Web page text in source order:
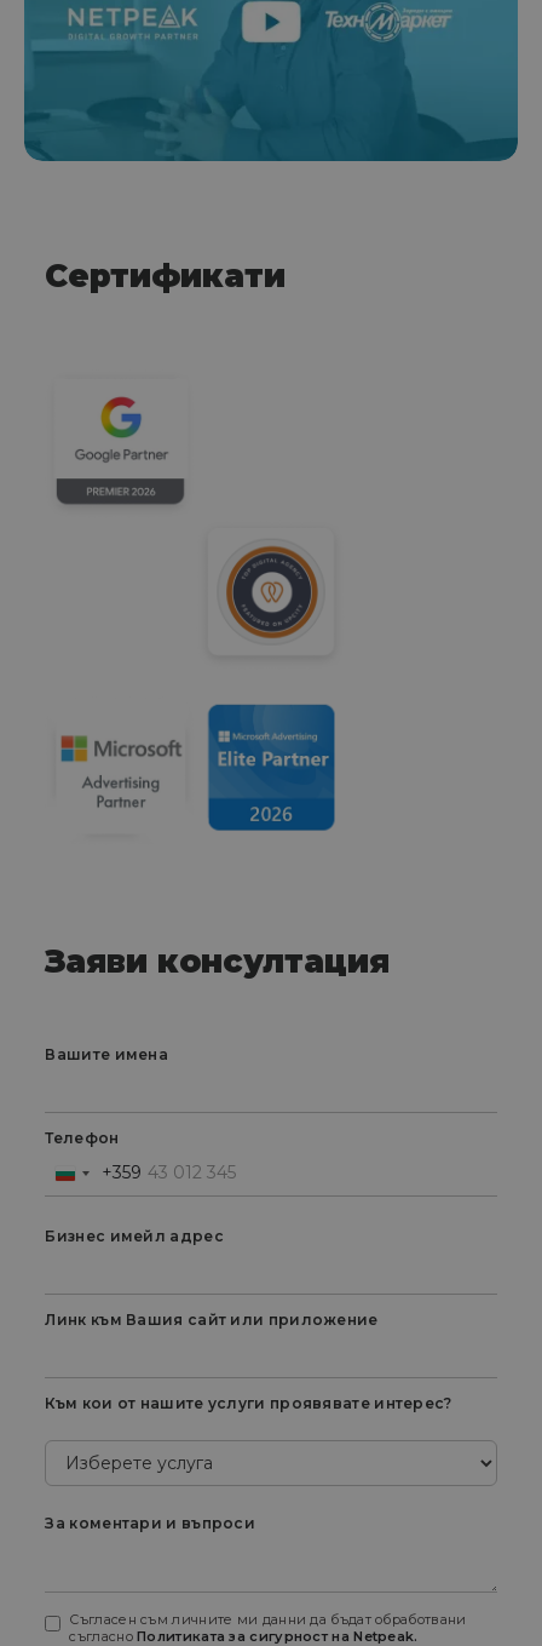
Сертификати
Заяви консултация
Вашите имена
Телефон
Bulgaria
+359
+359
Бизнес имейл адрес
Линк към Вашия сайт или приложение
Към кои от нашите услуги проявявате интерес?
За коментари и въпроси
Съгласен съм личните ми данни да бъдат обработвани
съгласноПолитиката за сигурност на Netpeak.